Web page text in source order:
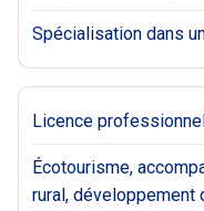
Spécialisation dans
Licence
Écotourisme,
rural, développement